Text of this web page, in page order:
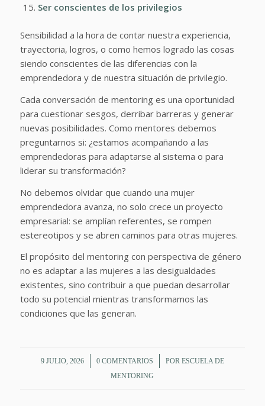
Ser conscientes de los privilegios
Sensibilidad a la hora de contar nuestra experiencia,
trayectoria, logros, o como hemos logrado las cosas
siendo conscientes de las diferencias con la
emprendedora y de nuestra situación de privilegio.
Cada conversación de mentoring es una oportunidad
para cuestionar sesgos, derribar barreras y generar
nuevas posibilidades. Como mentores debemos
preguntarnos si: ¿estamos acompañando a las
emprendedoras para adaptarse al sistema o para
liderar su transformación?
No debemos olvidar que cuando una mujer
emprendedora avanza, no solo crece un proyecto
empresarial: se amplían referentes, se rompen
estereotipos y se abren caminos para otras mujeres.
El propósito del mentoring con perspectiva de género
no es adaptar a las mujeres a las desigualdades
existentes, sino contribuir a que puedan desarrollar
todo su potencial mientras transformamos las
condiciones que las generan.
9 JULIO, 2026
/ 0 COMENTARIOS
/ POR ESCUELA DE
MENTORING